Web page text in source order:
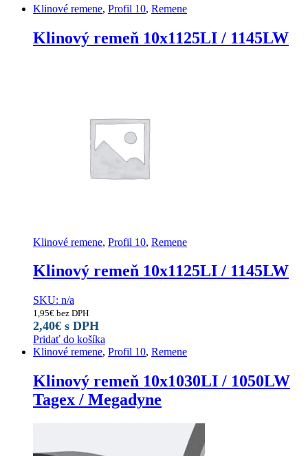
Klinové remene, Profil 10, Remene
Klinový remeň 10x1125LI / 1145LW
Klinové remene, Profil 10, Remene
Klinový remeň 10x1125LI / 1145LW
SKU: n/a
1,95€ bez DPH
2,40€ s DPH
Pridať do košíka
Klinové remene, Profil 10, Remene
Klinový remeň 10x1030LI / 1050LW
Tagex / Megadyne